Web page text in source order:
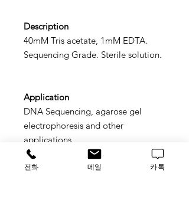
Description
40mM Tris acetate, 1mM EDTA.
Sequencing Grade. Sterile solution.
Application
DNA Sequencing, agarose gel
electrophoresis and other
applications
전화 메일 카톡